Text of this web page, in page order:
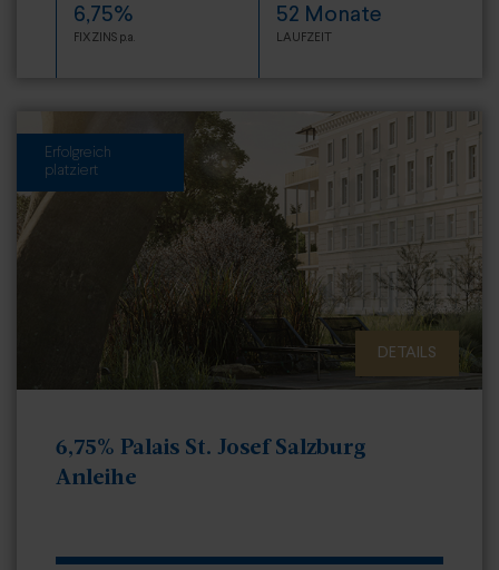
6,75%
FIXZINS p.a.
52 Monate
LAUFZEIT
Erfolgreich
platziert
DETAILS
6,75% Palais St. Josef Salzburg
Anleihe